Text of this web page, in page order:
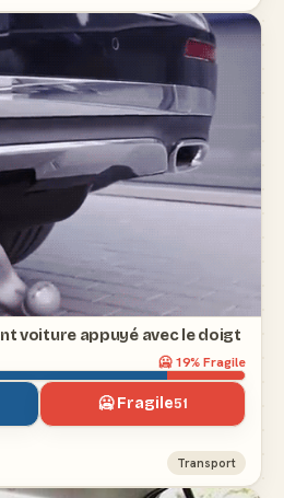
voiture appuyé avec le doigt
🥶19% Fragile
🥶 Fragile51
Transport